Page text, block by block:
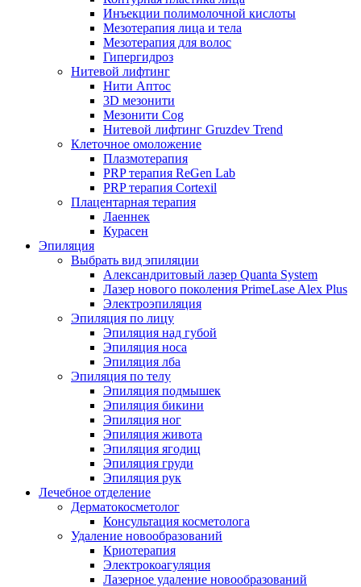
Инъекции полимолочной кислоты
Мезотерапия лица и тела
Мезотерапия для волос
Гипергидроз
Нитевой лифтинг
Нити Аптос
3D мезонити
Мезонити Cog
Нитевой лифтинг Gruzdev Trend
Клеточное омоложение
Плазмотерапия
PRP терапия ReGen Lab
PRP терапия Cortexil
Плацентарная терапия
Лаеннек
Курасен
Эпиляция
Выбрать вид эпиляции
Александритовый лазер Quanta System
Лазер нового поколения PrimeLase Alex Plus
Электроэпиляция
Эпиляция по лицу
Эпиляция над губой
Эпиляция носа
Эпиляция лба
Эпиляция по телу
Эпиляция подмышек
Эпиляция бикини
Эпиляция ног
Эпиляция живота
Эпиляция ягодиц
Эпиляция груди
Эпиляция рук
Лечебное отделение
Дерматокосметолог
Консультация косметолога
Удаление новообразований
Криотерапия
Электрокоагуляция
Лазерное удаление новообразований